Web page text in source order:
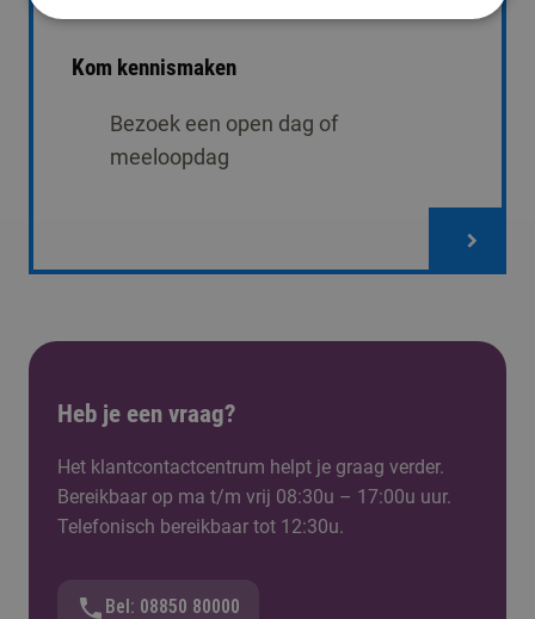
Kom kennismaken
Bezoek een open dag of
meeloopdag
Heb je een vraag?
Het klantcontactcentrum helpt je graag verder.
Bereikbaar op ma t/m vrij 08:30u – 17:00u uur.
Telefonisch bereikbaar tot 12:30u.
Bel: 08850 80000